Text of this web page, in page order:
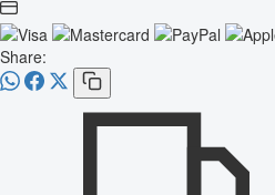
Share: